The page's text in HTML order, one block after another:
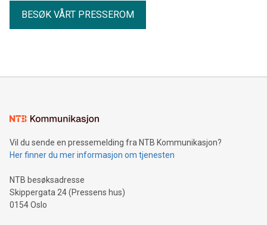
BESØK VÅRT PRESSEROM
Vil du sende en pressemelding fra NTB Kommunikasjon?
Her finner du mer informasjon om tjenesten
NTB besøksadresse
Skippergata 24 (Pressens hus)
0154 Oslo